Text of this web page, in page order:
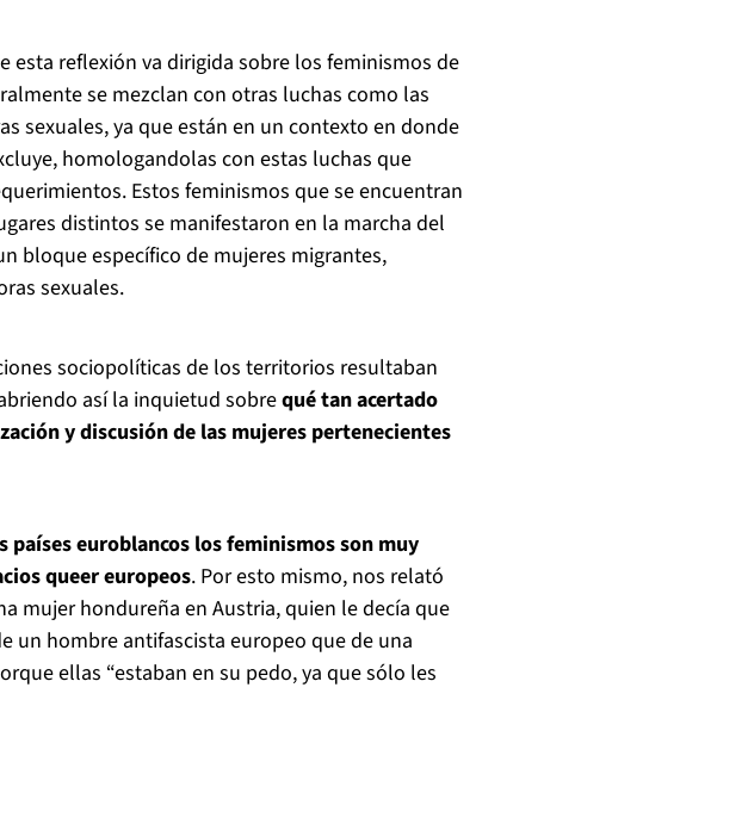
esta reflexión va dirigida sobre los feminismos de
se mezclan con otras luchas como las
sexuales, ya que están en un contexto en donde
homologandolas con estas luchas que
Estos feminismos que se encuentran
distintos se manifestaron en la marcha del
bloque específico de mujeres migrantes,
sexuales.
sociopolíticas de los territorios resultaban
así la inquietud sobrequé tan acertado
y discusión de las mujeres pertenecientes
países euroblancos los feminismos son muy
queer europeos. Por esto mismo, nos relató
mujer hondureña en Austria, quien le decía que
un hombre antifascista europeo que de una
ellas “estaban en su pedo, ya que sólo les